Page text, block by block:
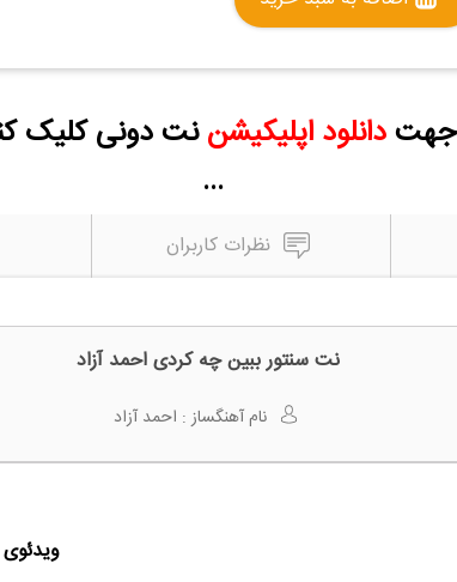
جهتدانلود اپلیکیشننت دونی کلیک
...
نظرات کاربران
نت سنتور ببین چه کردی احمد آزاد
نام آهنگساز : احمد آزاد